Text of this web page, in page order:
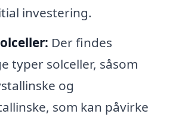
investering.
Der findes
typer solceller, såsom
og
som kan påvirke